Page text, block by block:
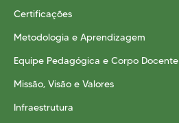
PRIVACIDADE
Nossa Política de Privacidade
Fale com o nosso DPO
Certificações
Metodologia e Aprendizagem
Equipe Pedagógica e Corpo Docente
Missão, Visão e Valores
Infraestrutura